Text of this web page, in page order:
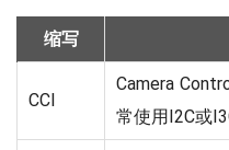
缩写
CCI
Camera
常使用I2C或